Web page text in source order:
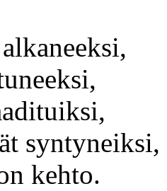
syntyneiksi,
kehto.